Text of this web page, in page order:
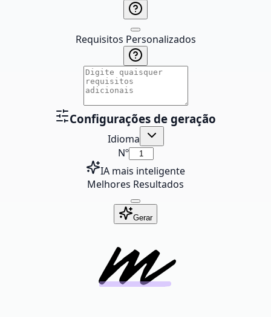
Requisitos Personalizados
Configurações de geração
Idioma
Nº
IA mais inteligente
Melhores Resultados
Gerar